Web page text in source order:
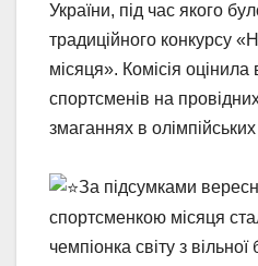
України, під час якого
традиційного конкурсу
місяця». Комісія оцінила
спортсменів на
змаганнях в
За підсумками
спортсменкою місяця
чемпіонка світу з